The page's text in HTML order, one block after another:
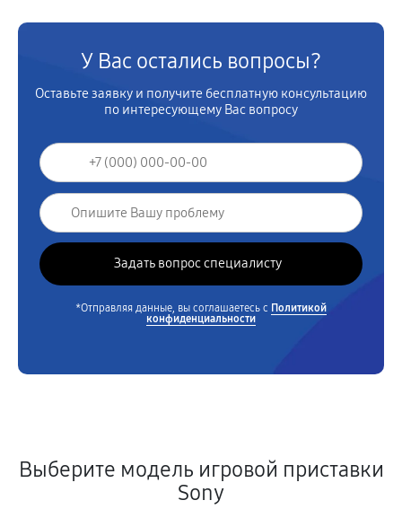
У Вас остались вопросы?
Оставьте заявку и получите бесплатную консультацию
по интересующему Вас вопросу
*Отправляя данные, вы соглашаетесь с Политикой
конфиденциальности
Выберите модель игровой приставки
Sony